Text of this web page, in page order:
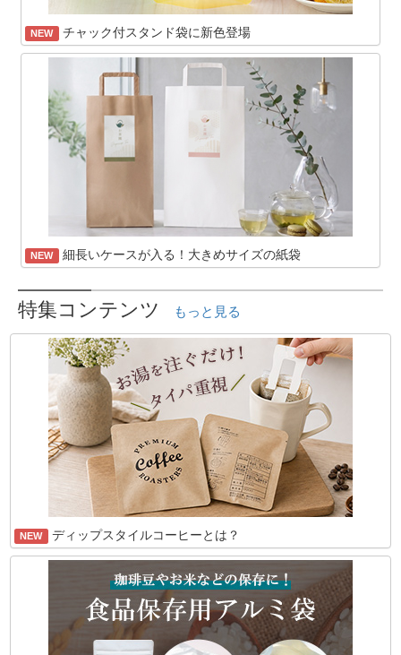
NEW チャック付スタンド袋に新色登場
NEW 細長いケースが入る！大きめサイズの紙袋
特集コンテンツ もっと見る
NEW ディップスタイルコーヒーとは？